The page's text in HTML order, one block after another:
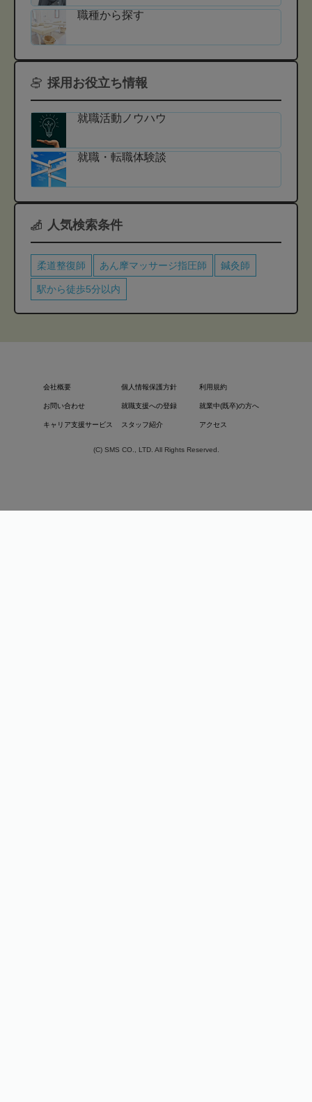
職種から探す
採用お役立ち情報
就職活動ノウハウ
就職・転職体験談
人気検索条件
柔道整復師 あん摩マッサージ指圧師 鍼灸師
駅から徒歩5分以内
会社概要 個人情報保護方針 利用規約
お問い合わせ 就職支援への登録 就業中(既卒)の方へ
キャリア支援サービス スタッフ紹介 アクセス
(C) SMS CO., LTD. All Rights Reserved.